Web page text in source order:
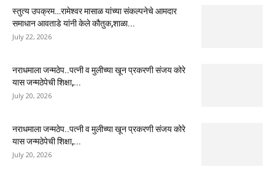
स्तुत्य उपक्रम…रामेश्वर मासाळ यांच्या संकल्पनेचे आमदार
समाधान आवताडे यांनी केले कौतुक,शाळा...
July 22, 2026
नराधमाला जन्मठेप..पत्नी व मुलीच्या खून प्रकरणी संजय कोरे
यास जन्मठेपेची शिक्षा,...
July 20, 2026
नराधमाला जन्मठेप..पत्नी व मुलीच्या खून प्रकरणी संजय कोरे
यास जन्मठेपेची शिक्षा,...
July 20, 2026